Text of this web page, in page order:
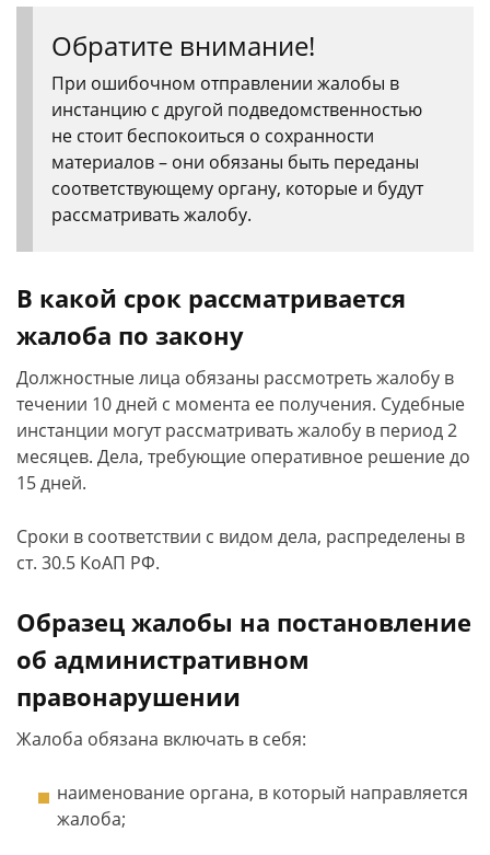
Обратите внимание!
При ошибочном отправлении жалобы в
инстанцию с другой подведомственностью
не стоит беспокоиться о сохранности
материалов – они обязаны быть переданы
соответствующему органу, которые и будут
рассматривать жалобу.
В какой срок рассматривается
жалоба по закону
Должностные лица обязаны рассмотреть жалобу в
течении 10 дней с момента ее получения. Судебные
инстанции могут рассматривать жалобу в период 2
месяцев. Дела, требующие оперативное решение до
15 дней.
Сроки в соответствии с видом дела, распределены в
ст. 30.5 КоАП РФ.
Образец жалобы на постановление
об административном
правонарушении
Жалоба обязана включать в себя:
наименование органа, в который направляется
жалоба;